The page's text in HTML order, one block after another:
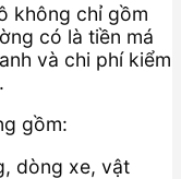
không chỉ gồm
có là tiền má
và chi phí kiểm
gồm:
dòng xe, vật